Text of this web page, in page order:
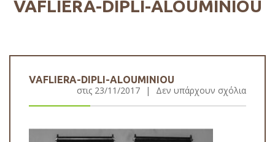
VAFLIERA-DIPLI-ALOUMINIOU
VAFLIERA-DIPLI-ALOUMINIOU
στις 23/11/2017 | Δεν υπάρχουν σχόλια